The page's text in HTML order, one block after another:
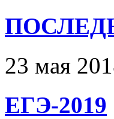
23 мая
ЕГЭ-2019